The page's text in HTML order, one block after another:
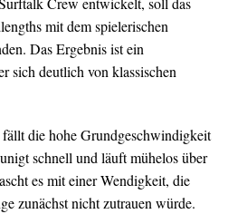
mit dem spielerischen
Das Ergebnis ist ein
sich deutlich von klassischen
die hohe Grundgeschwindigkeit
schnell und läuft mühelos über
es mit einer Wendigkeit, die
zunächst nicht zutrauen würde.